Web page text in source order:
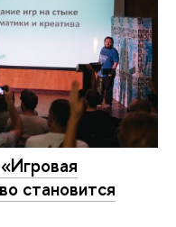
становится